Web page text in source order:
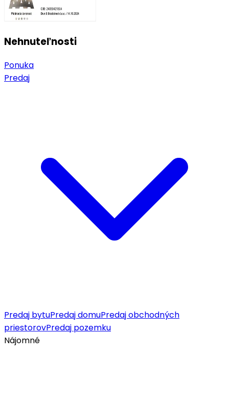
Nehnuteľnosti
Ponuka
Predaj
Predaj bytuPredaj domuPredaj obchodných
priestorovPredaj pozemku
Nájomné